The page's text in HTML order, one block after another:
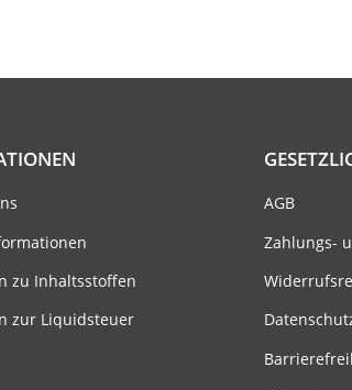
zu Inhaltsstoffen
zur Liquidsteuer
AGB
Zahlungs-